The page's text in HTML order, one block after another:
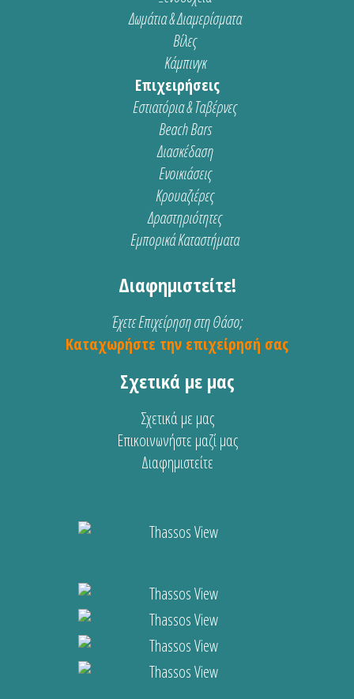
Δωμάτια & Διαμερίσματα
Βίλες
Κάμπινγκ
Επιχειρήσεις
Εστιατόρια & Ταβέρνες
Beach Bars
Διασκέδαση
Ενοικιάσεις
Κρουαζιέρες
Δραστηριότητες
Εμπορικά Καταστήματα
Διαφημιστείτε!
Έχετε Επιχείρηση στη Θάσο;
Καταχωρήστε την επιχείρησή σας
Σχετικά με μας
Σχετικά με μας
Επικοινωνήστε μαζί μας
Διαφημιστείτε